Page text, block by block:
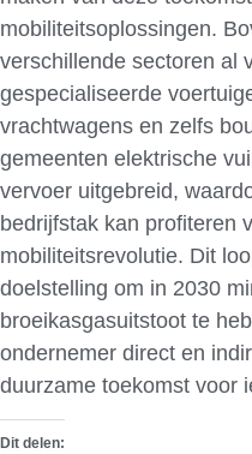
mobiliteitsoplossingen.
verschillende sectoren al
gespecialiseerde
vrachtwagens en zelfs
gemeenten elektrische
vervoer uitgebreid,
bedrijfstak kan profiteren
mobiliteitsrevolutie. Dit
doelstelling om in 2030
broeikasgasuitstoot te
ondernemer direct en
duurzame toekomst voor
Dit delen: